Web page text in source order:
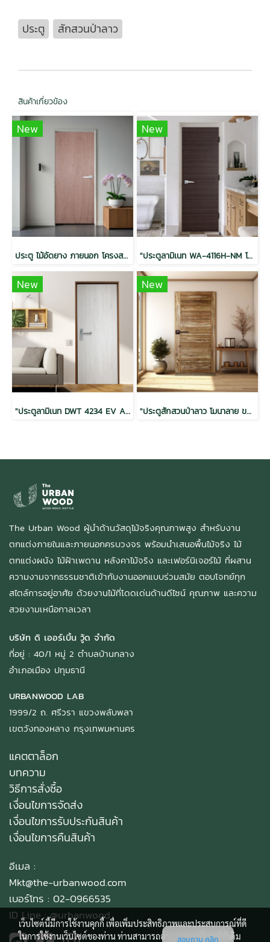
ประตู สักสวนป่าลาว
สินค้าเกี่ยวข้อง
New
ประตู ไม้อัดยาง ภายนอก โครงสแตนดาร์ด 35x800x2000
New
"ประตูลามิเนท WA-4116H-NM โครงโกลด์เอ 35x900x2000"
New
"ประตูลามิเนท DWT 4234 EV Ash Sonoma Oak โครงสแตนดาร์ด 40x900x2200"
New
"ประตูสักสวนป่าลาว โมนาลาย ขอบ 5 ออยล์ 32x800x2000"
The Urban Wood ผู้นำด้านวัสดุไม้จริงคุณภาพสูง สำหรับงาน
ตกแต่งภายในและภายนอกครบวงจร พร้อมนำเสนอพื้นไม้จริง ไม้
ตกแต่งผนัง ไม้ฝ้าเพดาน หลังคาไม้จริง และเฟอร์นิเจอร์ไม้ ที่ผสาน
ความงามจากธรรมชาติเข้ากับงานออกแบบร่วมสมัย ตอบโจทย์ทุก
สไตล์การอยู่อาศัย ด้วยงานไม้ที่โดดเด่นด้านดีไซน์ คุณภาพ และความ
สวยงามเหนือกาลเวลา
บริษัท ดิ เออร์เบิ้น วู้ด จำกัด
ที่อยู่ : 40/1 หมู่ 2 ตำบลบ้านกลาง
อำเภอเมือง ปทุมธานี
URBANWOOD LAB
1999/2 ถ. ศรีวรา แขวงพลับพลา
เขตวังทองหลาง กรุงเทพมหานคร
แคตตาล็อก
บทความ
วิธีการสั่งซื้อ
เงื่อนไขการจัดส่ง
เงื่อนไขการรับประกันสินค้า
เงื่อนไขการคืนสินค้า
อีเมล :
Mkt@the-urbanwood.com
เบอร์โทร : 02-0966535
ID Line :@urbanwood
เว็บไซต์นี้มีการใช้งานคุกกี้ เพื่อเพิ่มประสิทธิภาพและประสบการณ์ที่ดี
ในการใช้งานเว็บไซต์ของท่าน ท่านสามารถอ่านรายละเอียดเพิ่มเติม
สอบถาม คลิก